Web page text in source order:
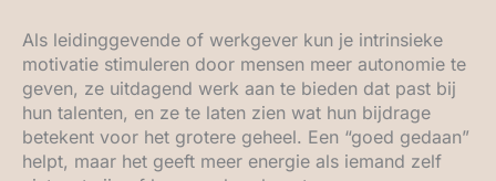
Als leidinggevende of werkgever kun je intrinsieke
motivatie stimuleren door mensen meer autonomie te
geven, ze uitdagend werk aan te bieden dat past bij
hun talenten, en ze te laten zien wat hun bijdrage
betekent voor het grotere geheel. Een “goed gedaan”
helpt, maar het geeft meer energie als iemand zelf